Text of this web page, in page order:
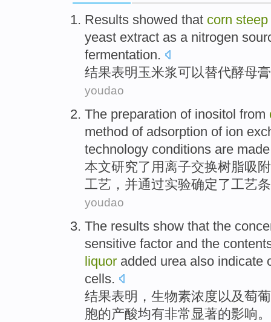
Results showed that corn steep
yeast extract as a nitrogen
fermentation.
结果表明 玉米浆可以替代酵母膏
youdao
The preparation of inositol from
method of adsorption ofion
technology conditions are
本文研究了 用离子交换树脂吸附
工艺 ， 并通过实验确定了工艺
youdao
The results show that the
sensitive factor and the
liquor added urea also indicate
cells.
结果表明 ，生物素浓度以及萄
胞的产酸均有非常 显著的影响。